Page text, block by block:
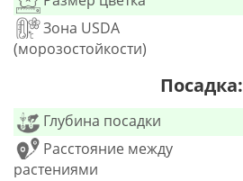
Зона USDA
(морозостойкости)
Посадка:
Глубина посадки
Расстояние между
растениями